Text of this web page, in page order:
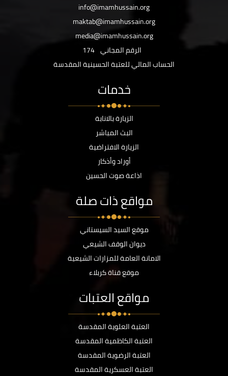
info@imamhussain.org
maktab@imamhussain.org
media@imamhussain.org
الرقم المجاني 174
الحساب المالي للعتبة الحسينية المقدسة
خدمات
الزيارة بالانابة
البث المباشر
الزيارة الافتراضية
أوراد وأذكار
اذاعة صوت الحسين
مواقع ذات صلة
موقع السيد السيستاني
ديوان الوقف الشيعي
الامانة العامة للمزارات الشيعية
موقع قناة كربلاء
مواقع العتبات
العتبة العلوية المقدسة
العتبة الكاظمية المقدسة
العتبة الرضوية المقدسة
العتبة العسكرية المقدسة